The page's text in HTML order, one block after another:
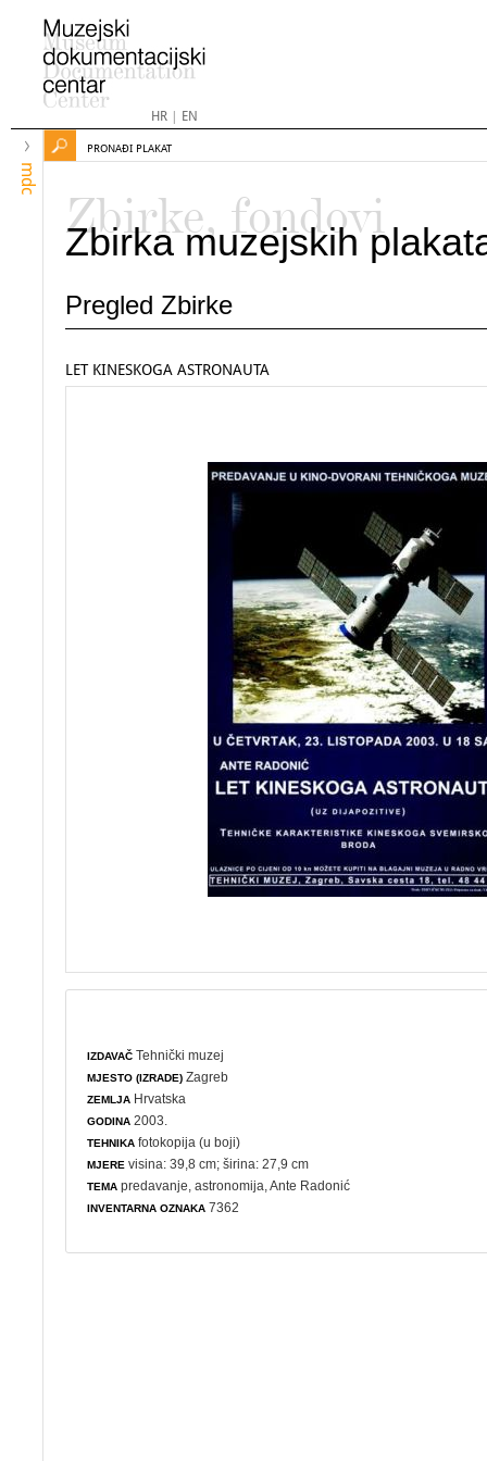
HR| EN
mdc
PRONAĐI PLAKAT
Zbirke, fondovi
Zbirka muzejskih
Pregled Zbirke
LET KINESKOGA ASTRONAUTA
IZDAVAČ Tehnički muzej
MJESTO (IZRADE) Zagreb
ZEMLJA Hrvatska
GODINA 2003.
TEHNIKA fotokopija (u boji)
MJERE visina: 39,8 cm; širina: 27,9 cm
TEMA predavanje ,astronomija , Ante Radonić
INVENTARNA OZNAKA 7362